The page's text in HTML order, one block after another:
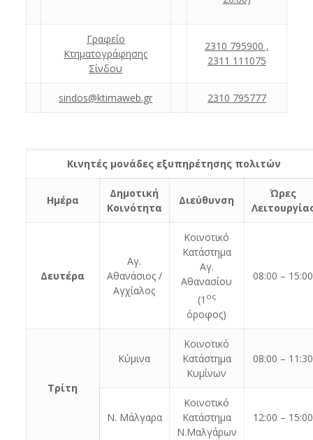
Γραφείο
Κτηματογράφησης
Σίνδου
2310 795900 ,
2311 111075
sindos@ktimaweb.gr 2310 795777
Κινητές μονάδες εξυπηρέτησης πολιτών
Ημέρα
Δημοτική
Κοινότητα
Διεύθυνση
Ώρες
Δευτέρα
Αγ.
Αθανάσιος /
Αγχίαλος
Κοινοτικό
Κατάστημα
Αγ.
Αθανασίου
(1 ος
όροφος)
08:00 – 15:00
Τρίτη
Κύμινα
Κοινοτικό
Κατάστημα
Κυμίνων
08:00 – 11:30
Ν. Μάλγαρα
Κοινοτικό
Κατάστημα
Ν.Μαλγάρων
12:00 – 15:00